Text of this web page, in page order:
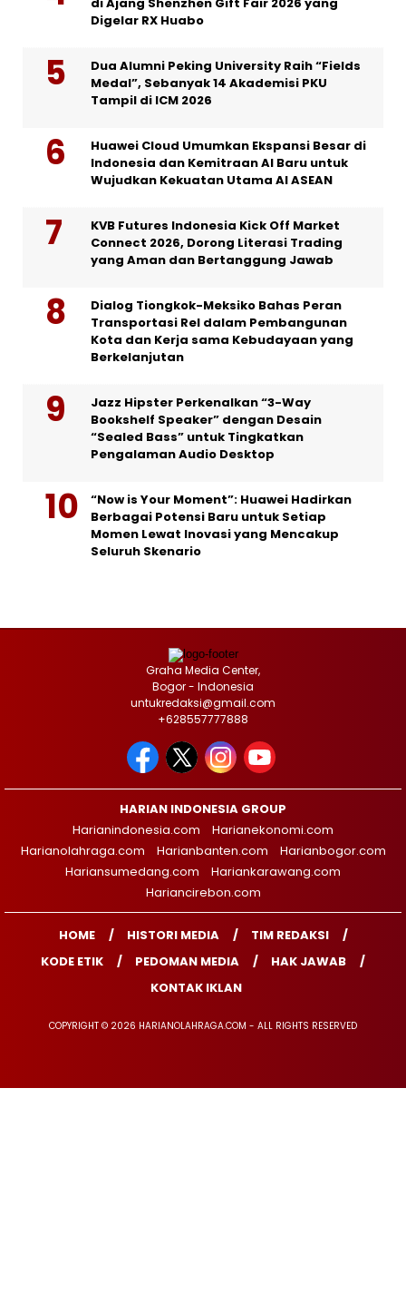
Digelar RX Huabo
Dua Alumni Peking University Raih “Fields
Medal”, Sebanyak 14 Akademisi PKU
Tampil di ICM 2026
Huawei Cloud Umumkan Ekspansi Besar di
Indonesia dan Kemitraan AI Baru untuk
Wujudkan Kekuatan Utama AI ASEAN
KVB Futures Indonesia Kick Off Market
Connect 2026, Dorong Literasi Trading
yang Aman dan Bertanggung Jawab
Dialog Tiongkok-Meksiko Bahas Peran
Transportasi Rel dalam Pembangunan
Kota dan Kerja sama Kebudayaan yang
Berkelanjutan
Jazz Hipster Perkenalkan “3-Way
Bookshelf Speaker” dengan Desain
“Sealed Bass” untuk Tingkatkan
Pengalaman Audio Desktop
“Now is Your Moment”: Huawei Hadirkan
Berbagai Potensi Baru untuk Setiap
Momen Lewat Inovasi yang Mencakup
Seluruh Skenario
Graha Media Center,
Bogor - Indonesia
untukredaksi@gmail.com
+628557777888
HARIAN INDONESIA GROUP
Harianindonesia.com
Harianekonomi.com
Harianolahraga.com
Harianbanten.com
Harianbogor.com
Hariansumedang.com
Hariankarawang.com
Hariancirebon.com
HOME HISTORI MEDIA
TIM REDAKSI
KODE ETIK
PEDOMAN MEDIA
HAK JAWAB
KONTAK IKLAN
COPYRIGHT © 2026 HARIANOLAHRAGA.COM - ALL RIGHTS RESERVED